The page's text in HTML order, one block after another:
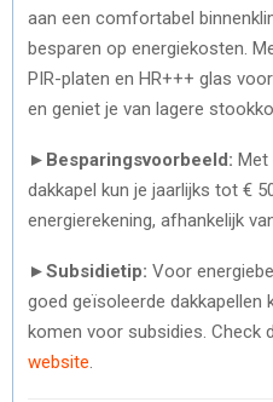
aan een comfortabel
besparen op energiekosten.
PIR-platen en HR+++ glas
en geniet je van lagere
► Besparingsvoorbeeld: Met
dakkapel kun je jaarlijks tot €
energierekening, afhankelijk
►Subsidietip: Voor
goed geïsoleerde dakkapellen
komen voor subsidies. Check
website